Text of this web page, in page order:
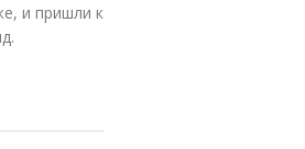
и пришли к